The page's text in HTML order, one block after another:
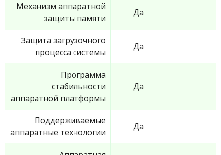
Механизм аппаратной
защиты памяти
Да
Защита загрузочного
процесса системы
Да
Программа
стабильности
аппаратной платформы
Да
Поддерживаемые
аппаратные технологии
Да